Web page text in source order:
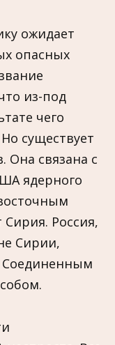
ожидает
опасных
из-под
чего
существует
Она связана с
ядерного
Россия,
Сирии,
Соединенным